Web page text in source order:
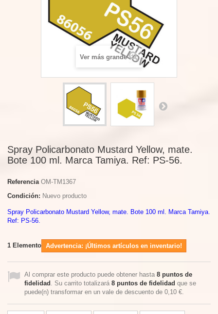
Ver más grande
Spray Policarbonato Mustard Yellow, mate.
Bote 100 ml. Marca Tamiya. Ref: PS-56.
Referencia OM-TM1367
Condición: Nuevo producto
Spray Policarbonato Mustard Yellow, mate. Bote 100 ml. Marca Tamiya.
Ref: PS-56.
1 Elemento Advertencia: ¡Últimos artículos en inventario!
Al comprar este producto puede obtener hasta 8 puntos de
fidelidad . Su carrito totalizará 8 puntos de fidelidad que se
puede(n) transformar en un vale de descuento de 0,10 €.